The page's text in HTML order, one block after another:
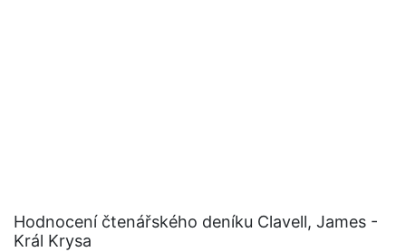
Hodnocení čtenářského deníku Clavell, James -
Král Krysa